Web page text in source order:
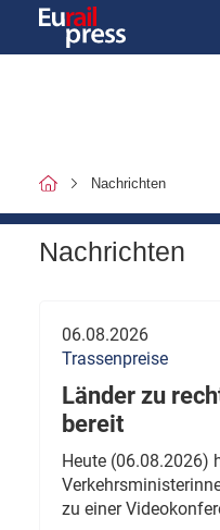
Nachrichten
Nachrichten
06.08.2026
Trassenpreise
Länder zu
bereit
Heute (06.08.2026)
zu einer